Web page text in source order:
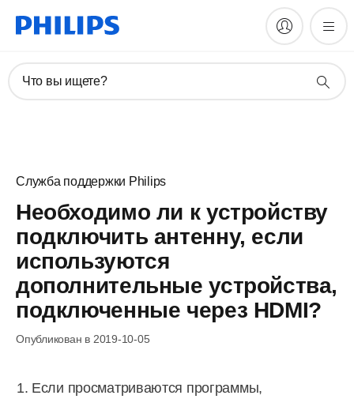
Что вы ищете?
Служба поддержки Philips
Необходимо ли к устройству
подключить антенну, если
используются
дополнительные устройства,
подключенные через HDMI?
Опубликован в 2019-10-05
Если просматриваются программы,